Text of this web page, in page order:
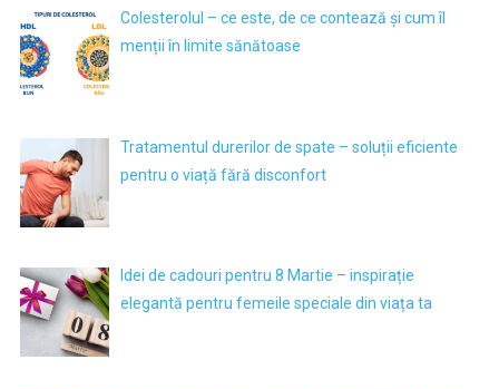
Colesterolul – ce este, de ce contează și cum îl
menții în limite sănătoase
Tratamentul durerilor de spate – soluții eficiente
pentru o viață fără disconfort
Idei de cadouri pentru 8 Martie – inspirație
elegantă pentru femeile speciale din viața ta